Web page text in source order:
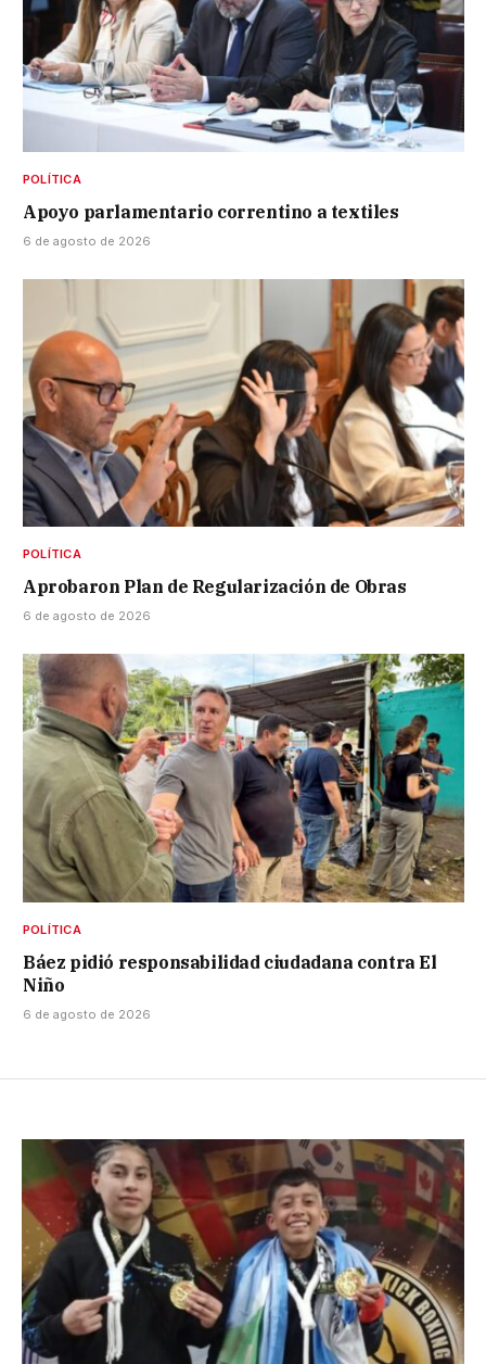
POLÍTICA
Apoyo parlamentario correntino a textiles
6 de agosto de 2026
POLÍTICA
Aprobaron Plan de Regularización de Obras
6 de agosto de 2026
POLÍTICA
Báez pidió responsabilidad ciudadana contra El
Niño
6 de agosto de 2026